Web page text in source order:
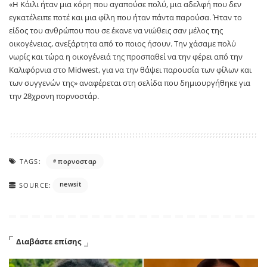
«Η Κάιλι ήταν μια κόρη που αγαπούσε πολύ, μια αδελφή που δεν
εγκατέλειπε ποτέ και μια φίλη που ήταν πάντα παρούσα. Ήταν το
είδος του ανθρώπου που σε έκανε να νιώθεις σαν μέλος της
οικογένειας, ανεξάρτητα από το ποιος ήσουν. Την χάσαμε πολύ
νωρίς και τώρα η οικογένειά της προσπαθεί να την φέρει από την
Καλιφόρνια στο Midwest, για να την θάψει παρουσία των φίλων και
των συγγενών της» αναφέρεται στη σελίδα που δημιουργήθηκε για
την 28χρονη πορνοστάρ.
TAGS: πορνοσταρ
SOURCE: newsit
Διαβάστε επίσης